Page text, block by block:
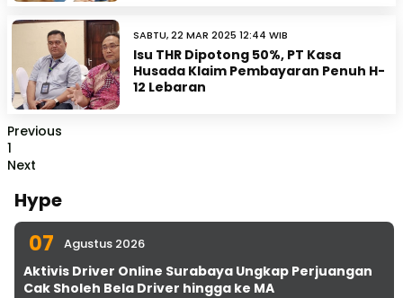
SABTU, 22 MAR 2025 12:44 WIB
Isu THR Dipotong 50%, PT Kasa
Husada Klaim Pembayaran Penuh H-
12 Lebaran
Previous
1
Next
Hype
07 Agustus 2026
Aktivis Driver Online Surabaya Ungkap Perjuangan
Cak Sholeh Bela Driver hingga ke MA